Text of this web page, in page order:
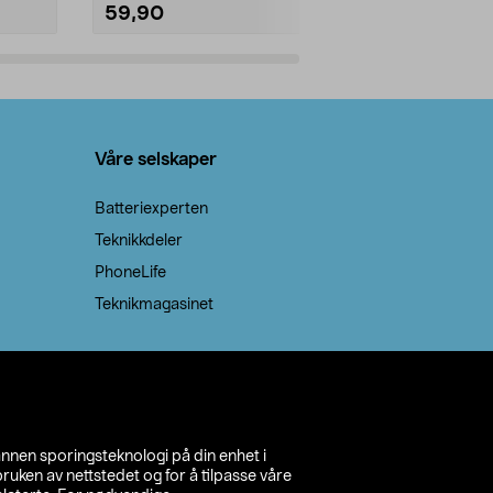
sporingsteknologi på din enhet i
av nettstedet og for å tilpasse våre
59,90
Våre selskaper
Batteriexperten
Teknikkdeler
PhoneLife
Teknikmagasinet